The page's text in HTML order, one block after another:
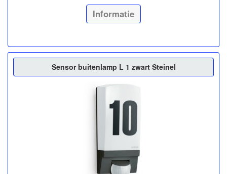
Informatie
Sensor buitenlamp L 1 zwart Steinel